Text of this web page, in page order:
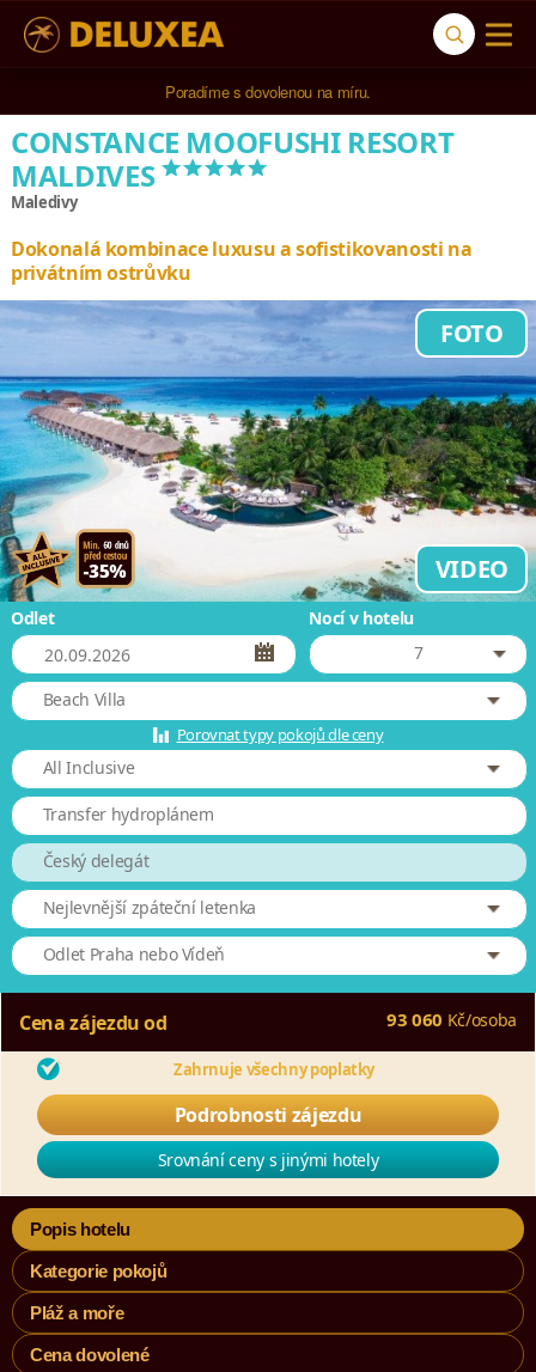
Poradíme s dovolenou na míru.
CONSTANCE MOOFUSHI RESORT
MALDIVES*****
Maledivy
Dokonalá kombinace luxusu a sofistikovanosti na
privátním ostrůvku
FOTO
VIDEO
Odlet
Nocí v hotelu
7
Beach Villa
Porovnat typy pokojů dle ceny
All Inclusive
Transfer hydroplánem
Český delegát
Nejlevnější zpáteční letenka
Odlet Praha nebo Vídeň
Cena zájezdu od 93 060 Kč/osoba
Zahrnuje všechny poplatky
Podrobnosti zájezdu
Srovnání ceny s jinými hotely
Popis hotelu
Kategorie pokojů
Pláž a moře
Cena dovolené